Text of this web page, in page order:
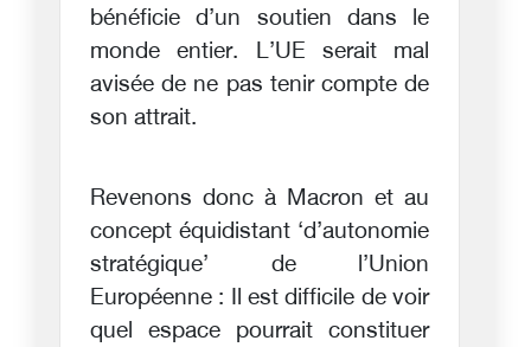
bénéficie d’un soutien dans le
monde entier. L’UE serait mal
avisée de ne pas tenir compte de
son attrait.
Revenons donc à Macron et au
concept équidistant ‘d’autonomie
stratégique’ de l’Union
Européenne : Il est difficile de voir
quel espace pourrait constituer